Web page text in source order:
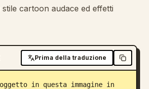
cartoon audace ed effetti
Prima della traduzione
in questa immagine in